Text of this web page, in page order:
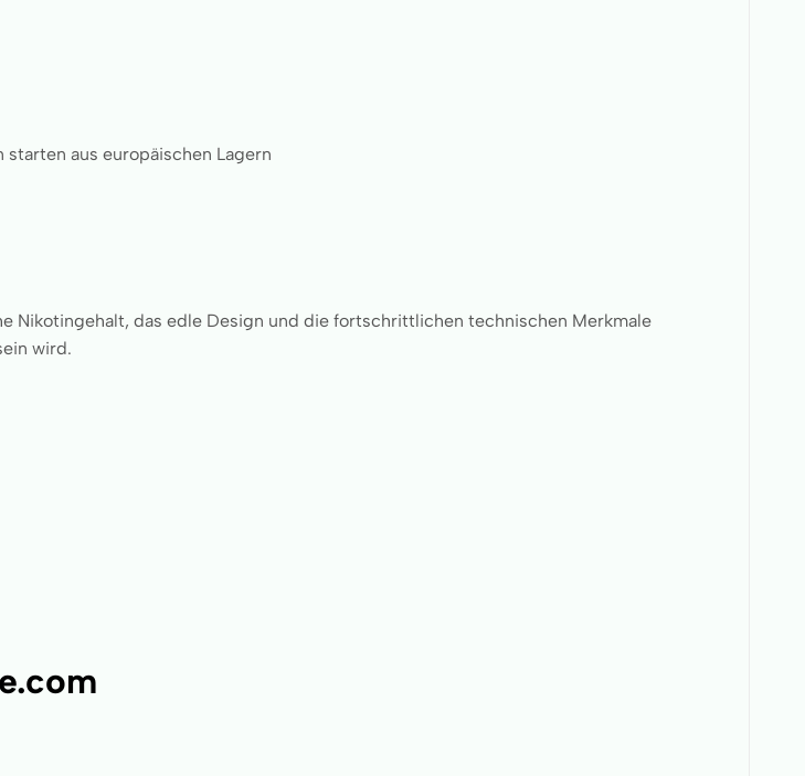
aus europäischen Lagern
Nikotingehalt, das edle Design und die fortschrittlichen technischen Merkmale
wird.